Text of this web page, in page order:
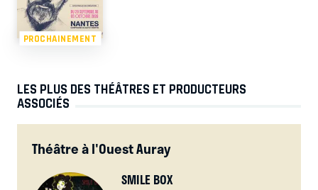
PROCHAINEMENT
LES PLUS DES THÉÂTRES ET PRODUCTEURS
ASSOCIÉS
Théâtre à l'Ouest Auray
SMILE BOX